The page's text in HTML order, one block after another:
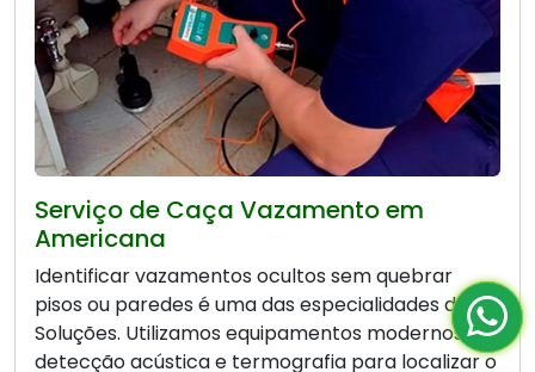
Serviço de Caça Vazamento em
Americana
Identificar vazamentos ocultos sem quebrar
pisos ou paredes é uma das especialidades da Bio
Soluções. Utilizamos equipamentos modernos de
detecção acústica e termografia para localizar o